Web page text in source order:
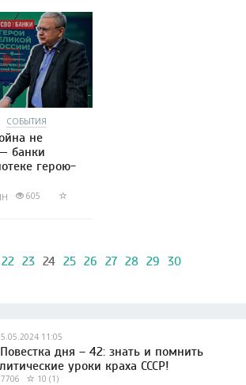
СОБЫТИЯ
не
банки
герою-
605
22 23 24 25 26 27 28 29 30
11:05
Повестка дня – 42: знать и помнить
уроки краха СССР!
10 (1)